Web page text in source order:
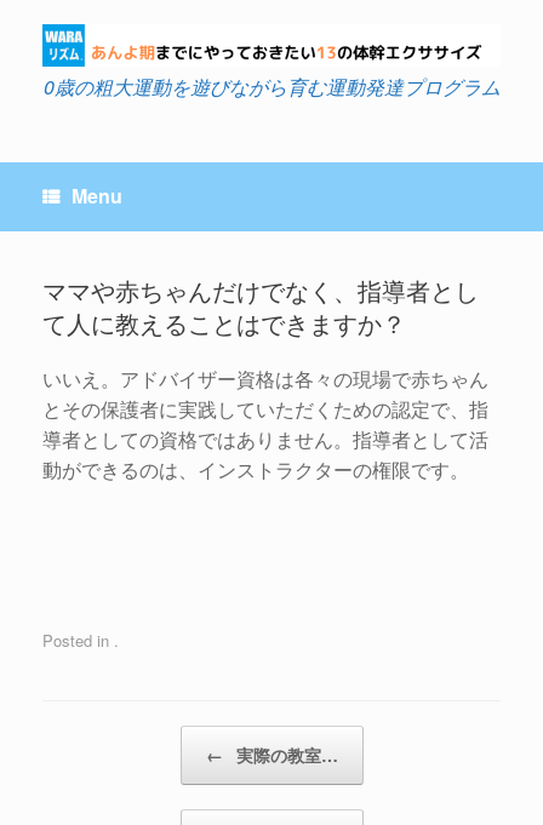
content
0歳の粗大運動を遊びながら育む運動発達プログラム
Menu
ママや赤ちゃんだけでなく、指導者とし
て人に教えることはできますか？
いいえ。アドバイザー資格は各々の現場で赤ちゃん
とその保護者に実践していただくための認定で、指
導者としての資格ではありません。指導者として活
動ができるのは、インストラクターの権限です。
Posted in .
← 実際の教室…